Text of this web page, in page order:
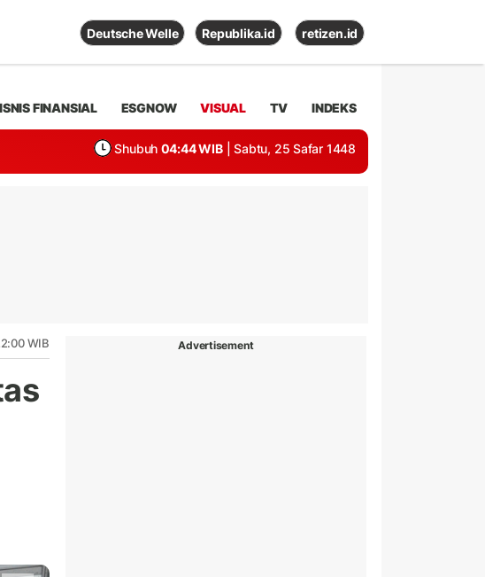
Deutsche Welle Republika.id retizen.id
FINANSIAL ESGNOW VISUAL TV INDEKS
Shubuh 04:44 WIB | Sabtu, 25 Safar 1448
WIB Advertisement